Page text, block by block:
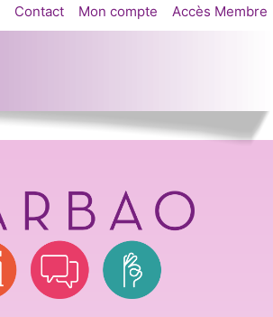
Contact Mon compte Accès Membre